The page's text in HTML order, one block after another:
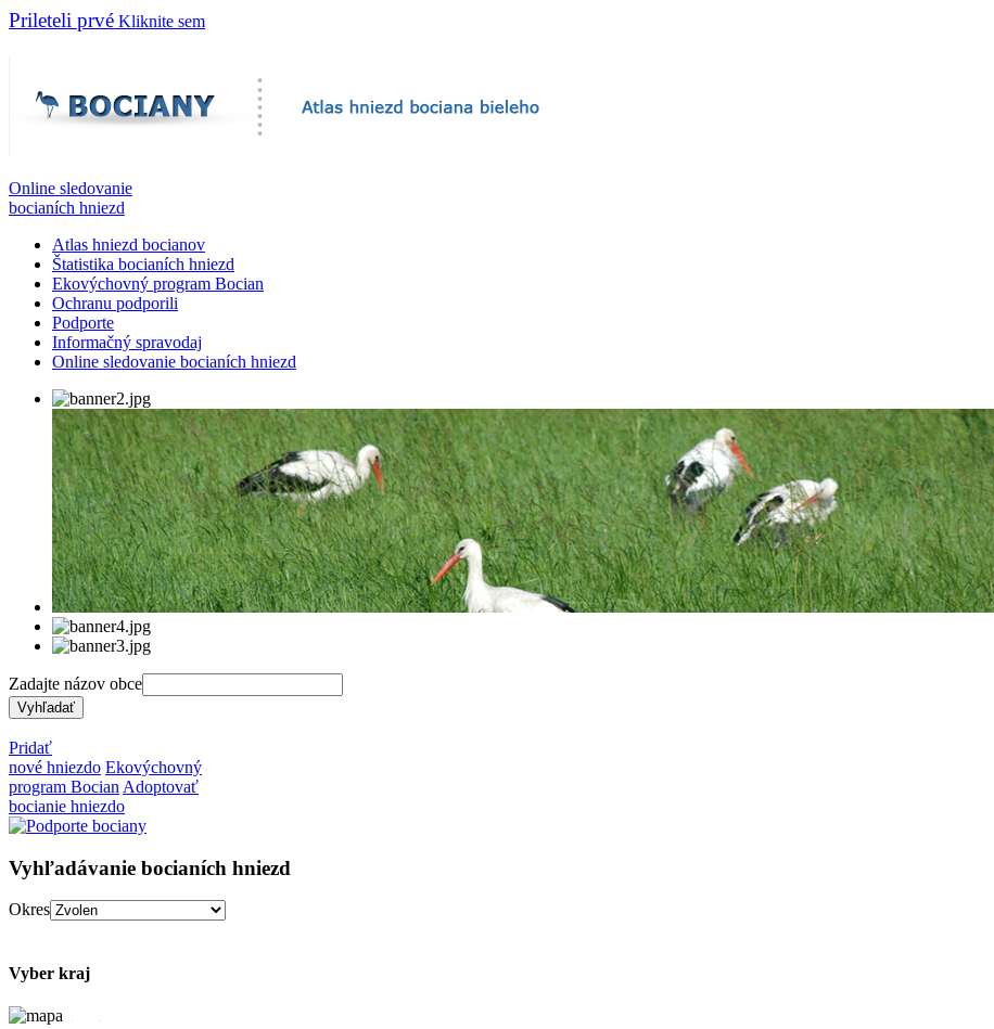
Prileteli prvé Kliknite sem
Online sledovanie
bocianích hniezd
Atlas hniezd bocianov
Štatistika bocianích hniezd
Ekovýchovný program Bocian
Ochranu podporili
Podporte
Informačný spravodaj
Online sledovanie bocianích hniezd
Zadajte názov obce
Pridať
nové hniezdo Ekovýchovný
program Bocian Adoptovať
bocianie hniezdo
Vyhľadávanie bocianích hniezd
Okres
Vyber kraj